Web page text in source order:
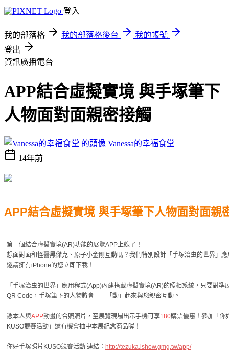
登入
我的部落格 我的部落格後台
我的帳號
登出
資訊廣播電台
APP結合虛擬實境 與手塚筆下
人物面對面親密接觸
Vanessa的幸福食堂
14年前
APP結合虛擬實境 與手塚筆下人物面對面親
第一個結合虛擬實境(AR)功能的展覽APP上線了！
想面對面和怪醫黑傑克、原子小金剛互動嗎？我們特別設計「手塚治虫的世界」
邀請擁有iPhone的您立即下載！
「手塚治虫的世界」應用程式(App)內建搭載虛擬實境(AR)的照相系統，只要對準
QR Code，手塚筆下的人物將會一一「動」起來與您親密互動。
憑本人與APP動畫的合照照片，至展覽現場出示手機可享180購票優惠！參加「你
KUSO競賽活動」還有機會抽中本展紀念商品喔！
你好手塚照片KUSO競賽活動 連結： http://tezuka.ishow.gmg.tw/app/